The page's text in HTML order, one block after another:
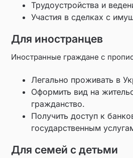
Трудоустройства и
Участия в сделках с
Для иностранцев
Иностранные граждане с
Легально проживать в
Оформить вид на
гражданство.
Получить доступ к
государственным
Для семей с детьми